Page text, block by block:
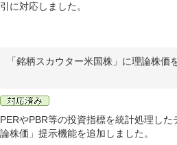
引に対応しました。
「銘柄スカウター米国株」に理論株価
PERやPBR等の投資指標を統計処理し
論株価」提示機能を追加しました。